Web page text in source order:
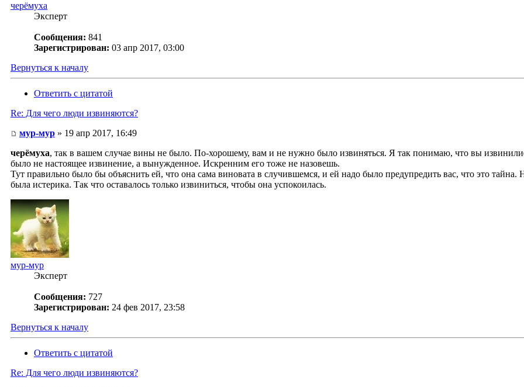
черёмуха
Эксперт
Сообщения: 841
Зарегистрирован: 03 апр 2017, 03:00
Вернуться к началу
Ответить с цитатой
Re: Для чего люди извиняются?
мур-мур » 19 апр 2017, 16:49
черёмуха, так в вашем случае вины не было. По-хорошему, вам и не нужно было извиняться. Я так понимаю, что вы
было не настоящее извинение, а вынужденное. Искренним его тоже не назовешь.
Тут правильно было бы объяснить ей, что она сама виновата в случившемся, и ей надо было предупредить вас, что это
была истерика. Так что оставалось только извиниться, чтобы она успокоилась.
мур-мур
Эксперт
Сообщения: 727
Зарегистрирован: 24 фев 2017, 23:58
Вернуться к началу
Ответить с цитатой
Re: Для чего люди извиняются?